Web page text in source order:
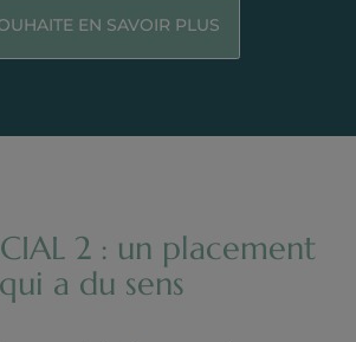
EN SAVOIR PLUS
2 : un placement
qui a du sens